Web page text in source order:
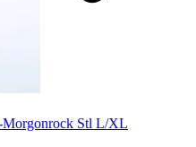
Morgonrock Stl L/XL